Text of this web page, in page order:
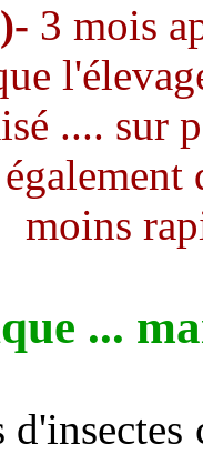
3 mois
.... sur
moins
...